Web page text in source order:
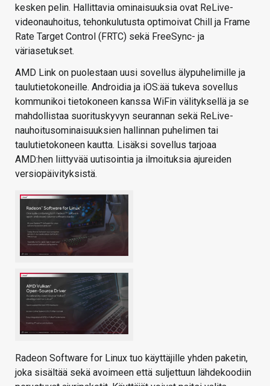
kesken pelin. Hallittavia ominaisuuksia ovat ReLive-
videonauhoitus, tehonkulutusta optimoivat Chill ja Frame
Rate Target Control (FRTC) sekä FreeSync- ja
väriasetukset.
AMD Link on puolestaan uusi sovellus älypuhelimille ja
taulutietokoneille. Androidia ja iOS:ää tukeva sovellus
kommunikoi tietokoneen kanssa WiFin välityksellä ja se
mahdollistaa suorituskyvyn seurannan sekä ReLive-
nauhoitusominaisuuksien hallinnan puhelimen tai
taulutietokoneen kautta. Lisäksi sovellus tarjoaa
AMD:hen liittyvää uutisointia ja ilmoituksia ajureiden
versiopäivityksistä.
Radeon Software for Linux tuo käyttäjille yhden paketin,
joka sisältää sekä avoimeen että suljettuun lähdekoodiin